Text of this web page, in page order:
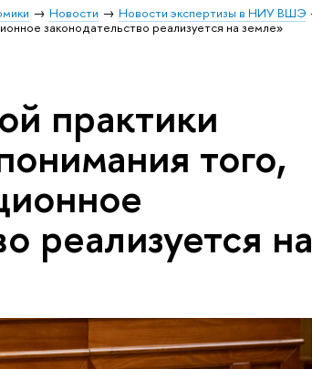
Новости Новости экспертизы в НИУ ВШЭ
законодательство реализуется на земле»
практики
того,
реализуется на